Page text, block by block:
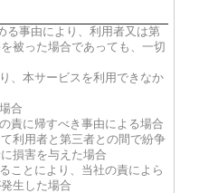
る事由により、利用者又は第
被った場合であっても、一切
、本サービスを利用できなか
合
責に帰すべき事由による場合
利用者と第三者との間で紛争
損害を与えた場合
ことにより、当社の責によら
生した場合